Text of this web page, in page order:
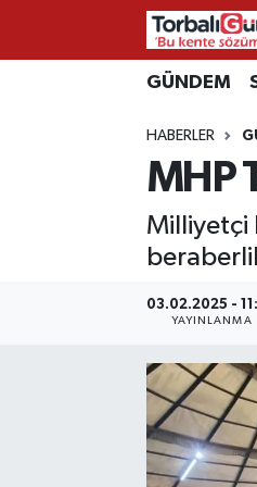
GÜNDEM
HABERLER
MHP
Milliyetçi
03.02.2025 -
YAYINLANMA
İzmir Nöbetçi
İzmir Hava Durumu
İzmir Namaz Vakitleri
İzmir Trafik Yoğunluk
Süper Lig Puan
Tüm Manşetler
Son Dakika Haberleri
Haber Arşivi